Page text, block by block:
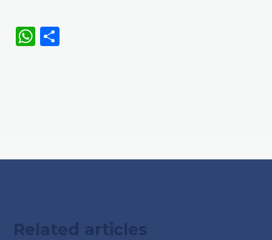
WhatsApp
Related articles